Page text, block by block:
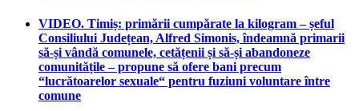
VIDEO. Timiș: primării cumpărate la kilogram – șeful
Consiliului Județean, Alfred Simonis, îndeamnă primarii
să-și vândă comunele, cetățenii și să-și abandoneze
comunitățile – propune să ofere bani precum
“lucrătoarelor sexuale“ pentru fuziuni voluntare între
comune